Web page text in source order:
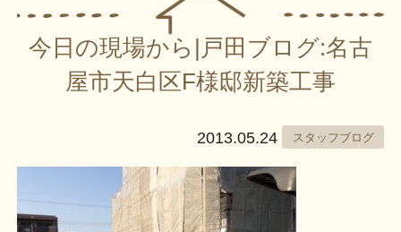
今日の現場から|戸田ブログ:名古
屋市天白区F様邸新築工事
2013.05.24 スタッフブログ